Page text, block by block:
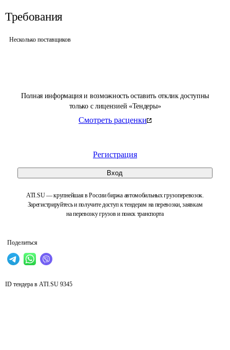
Полная информация и возможность оставить отклик доступны
только с лицензией «Тендеры»
Смотреть расценки
Регистрация
Вход
ATI.SU — крупнейшая в России биржа автомобильных грузоперевозок.
Зарегистрируйтесь и получите доступ к тендерам на перевозки, заявкам
на перевозку грузов и поиск транспорта
Поделиться
Требования
Несколько поставщиков
ID тендера в ATI.SU 9345